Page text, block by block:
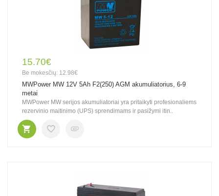
15.70€
Be mokesčių: 12.98€
MWPower MW 12V 5Ah F2(250) AGM akumuliatorius, 6-9
metai
MWPower MW serijos akumuliatoriai yra pritaikyti profesionaliems
rezervinio maitinimo (UPS) sprendimams ir pasižymi itin..